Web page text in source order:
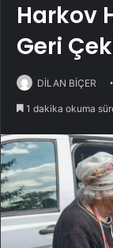
Harkov
Geri
DİLAN BİÇER
1 dakika okuma